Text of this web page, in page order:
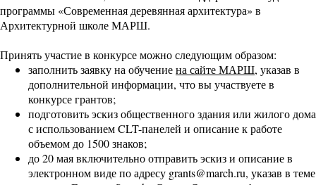
программы «Современная деревянная архитектура» в
Архитектурной школе МАРШ.
Принять участие в конкурсе можно следующим образом:
заполнить заявку на обучениена сайте МАРШ, указав в
дополнительной информации, что вы участвуете в
конкурсе грантов;
подготовить эскиз общественного здания или жилого дома
с использованием CLT-панелей и описание к работе
объемом до 1500 знаков;
до 20 мая включительно отправить эскиз и описание в
электронном виде по адресу grants@march.ru, указав в теме